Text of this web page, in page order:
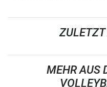
ZULETZT
MEHR AUS